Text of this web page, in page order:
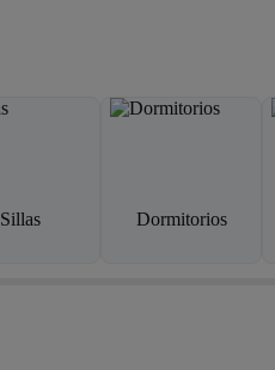
Sillas Dormitorios